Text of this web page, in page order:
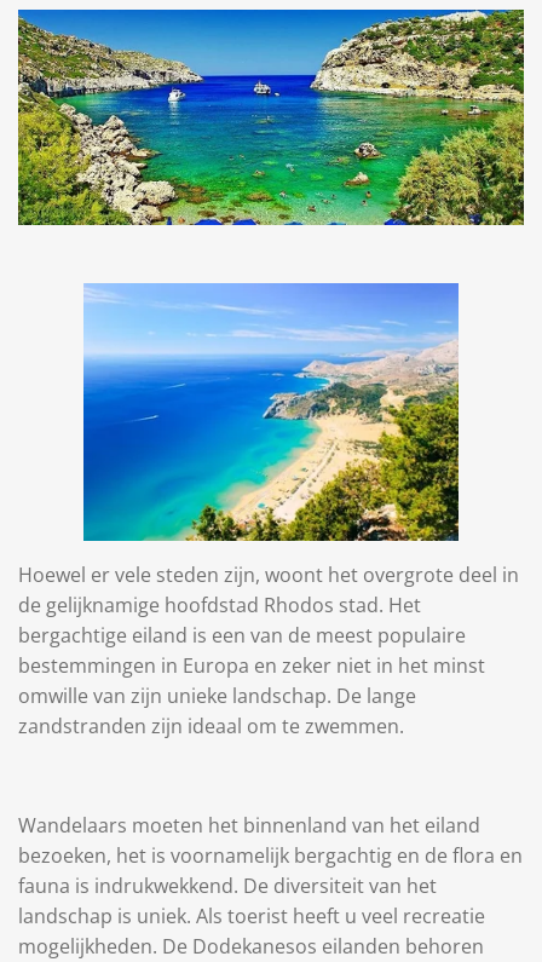
Hoewel er vele steden zijn, woont het overgrote deel in
de gelijknamige hoofdstad Rhodos stad. Het
bergachtige eiland is een van de meest populaire
bestemmingen in Europa en zeker niet in het minst
omwille van zijn unieke landschap. De lange
zandstranden zijn ideaal om te zwemmen.
Wandelaars moeten het binnenland van het eiland
bezoeken, het is voornamelijk bergachtig en de flora en
fauna is indrukwekkend. De diversiteit van het
landschap is uniek. Als toerist heeft u veel recreatie
mogelijkheden. De Dodekanesos eilanden behoren